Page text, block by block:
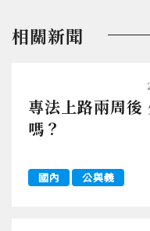
相關新聞
專法上路兩周後
嗎？
國內 公與義